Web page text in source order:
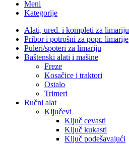
Meni
Kategorije
Alati, uređ. i kompleti za limariju
Pribor i potrošni za popr. limarije
Puleri/spoteri za limariju
Baštenski alati i mašine
Freze
Kosačice i traktori
Ostalo
Trimeri
Ručni alat
Ključevi
Ključ cevasti
Ključ kukasti
Ključ podešavajući